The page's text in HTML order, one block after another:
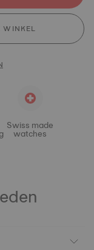
WINKEL
Swiss made
watches